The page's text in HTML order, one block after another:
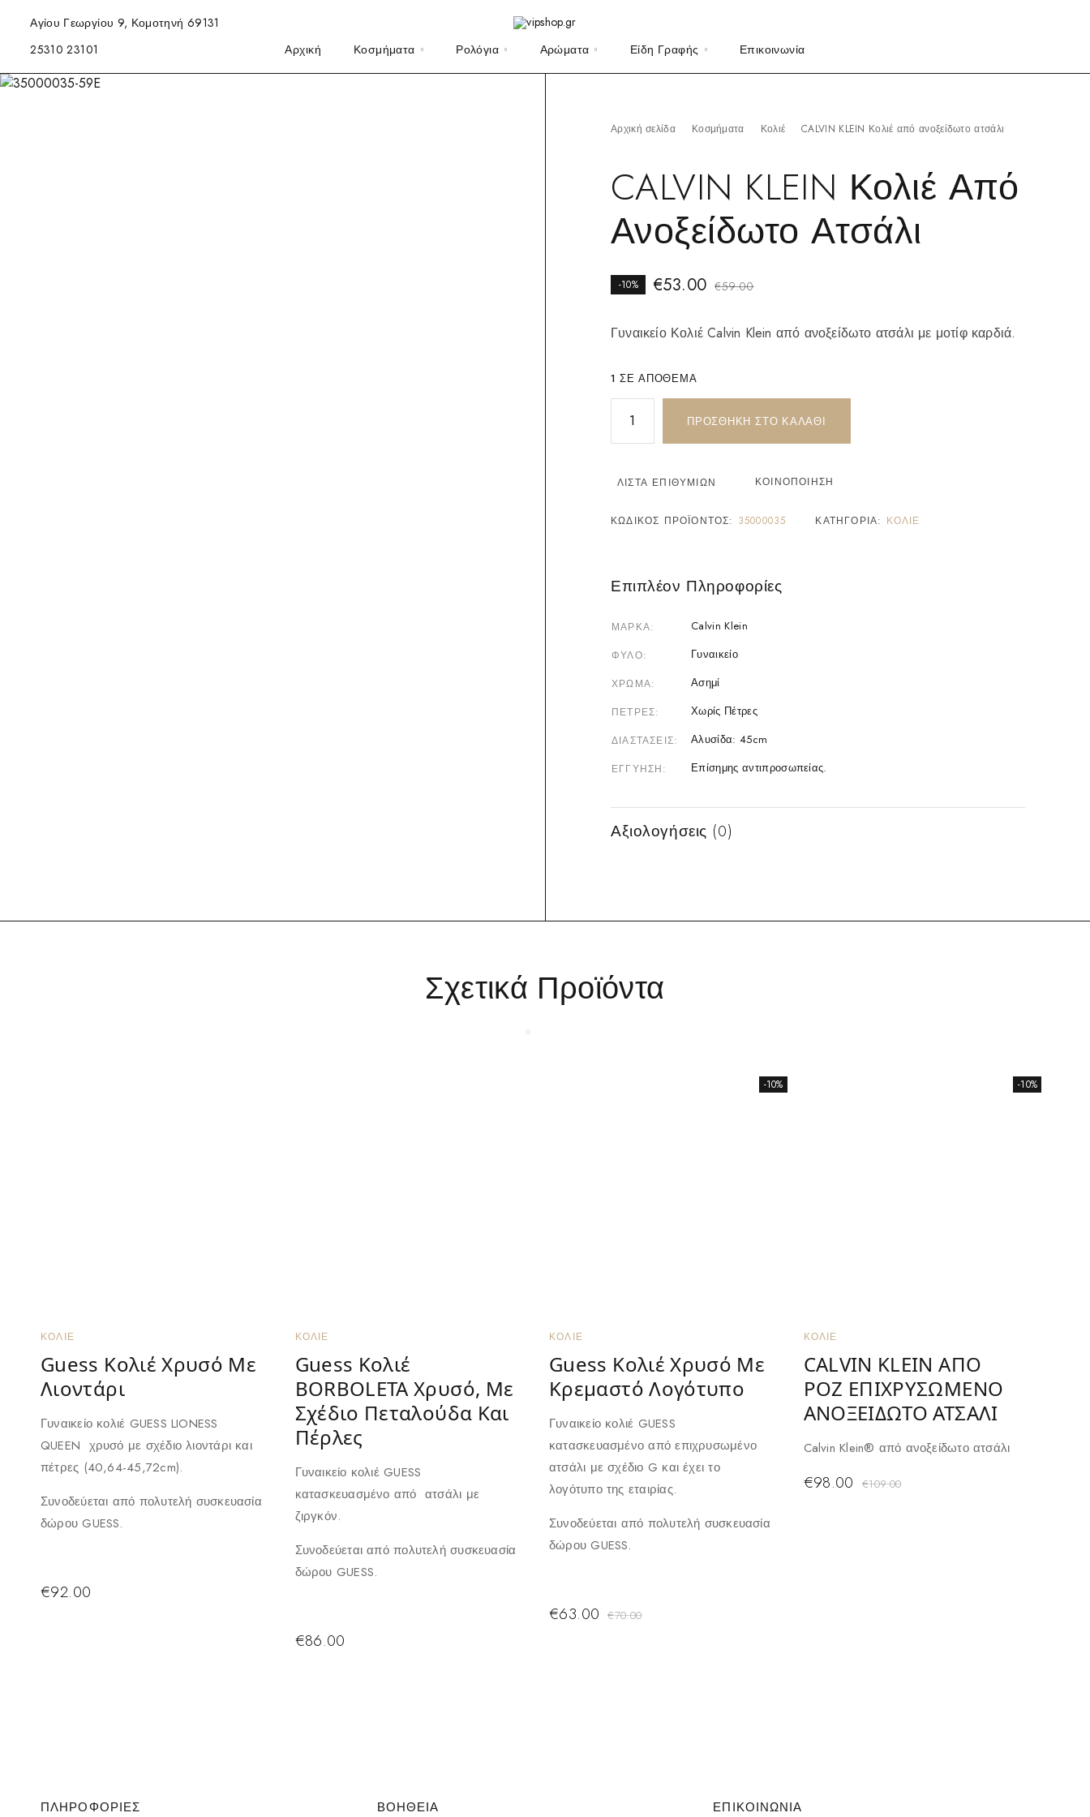
Αγίου Γεωργίου 9, Κομοτηνή 69131
25310 23101
Αρχική Κοσμήματα Ρολόγια Αρώματα Είδη Γραφής Επικοινωνία
Αρχική σελίδα Κοσμήματα Κολιέ CALVIN KLEIN Κολιέ από ανοξείδωτο ατσάλι
CALVIN KLEIN Κολιέ Από
Ανοξείδωτο Ατσάλι
-10% €59.00
€53.00
Γυναικείο Κολιέ Calvin Klein από ανοξείδωτο ατσάλι με μοτίφ καρδιά.
1 ΣΕ ΑΠΌΘΕΜΑ
ΠΡΟΣΘΉΚΗ ΣΤΟ ΚΑΛΆΘΙ
ΛΊΣΤΑ ΕΠΙΘΥΜΙΏΝ ΚΟΙΝΟΠΟΊΗΣΗ
ΚΩΔΙΚΌΣ ΠΡΟΪΌΝΤΟΣ: 35000035 ΚΑΤΗΓΟΡΊΑ: ΚΟΛΙΈ
Επιπλέον Πληροφορίες
ΜΆΡΚΑ Calvin Klein
ΦΎΛΟ Γυναικείο
ΧΡΏΜΑ Ασημί
ΠΈΤΡΕΣ Χωρίς Πέτρες
ΔΙΑΣΤΆΣΕΙΣ Αλυσίδα: 45cm
ΕΓΓΎΗΣΗ Επίσημης αντιπροσωπείας.
Αξιολογήσεις (0)
Σχετικά Προϊόντα
ΚΟΛΙΈ
Guess Kολιέ Χρυσό Με
Λιοντάρι
Γυναικείο κολιέ GUESS LIONESS
QUEEN χρυσό με σχέδιο λιοντάρι και
πέτρες (40,64-45,72cm).
Συνοδεύεται από πολυτελή συσκευασία
δώρου GUESS.
€92.00
ΚΟΛΙΈ
Guess Κολιέ
BORBOLETA Χρυσό, Με
Σχέδιο Πεταλούδα Και
Πέρλες
Γυναικείο κολιέ GUESS
κατασκευασμένο από ατσάλι με
ζιργκόν.
Συνοδεύεται από πολυτελή συσκευασία
δώρου GUESS.
€86.00
-10%
ΚΟΛΙΈ
Guess Κολιέ Χρυσό Με
Κρεμαστό Λογότυπο
Γυναικείο κολιέ GUESS
κατασκευασμένο από επιχρυσωμένο
ατσάλι με σχέδιο G και έχει το
λογότυπο της εταιρίας.
Συνοδεύεται από πολυτελή συσκευασία
δώρου GUESS.
€70.00
€63.00
-10%
ΚΟΛΙΈ
CALVIN KLEIN ΑΠΟ
ΡΟΖ ΕΠΙΧΡΥΣΩΜΕΝΟ
ΑΝΟΞΕΙΔΩΤΟ ΑΤΣΑΛΙ
Calvin Klein® από ανοξείδωτο ατσάλι
€109.00
€98.00
ΠΛΗΡΟΦΟΡΙΕΣ ΒΟΗΘΕΙΑ ΕΠΙΚΟΙΝΩΝΙΑ